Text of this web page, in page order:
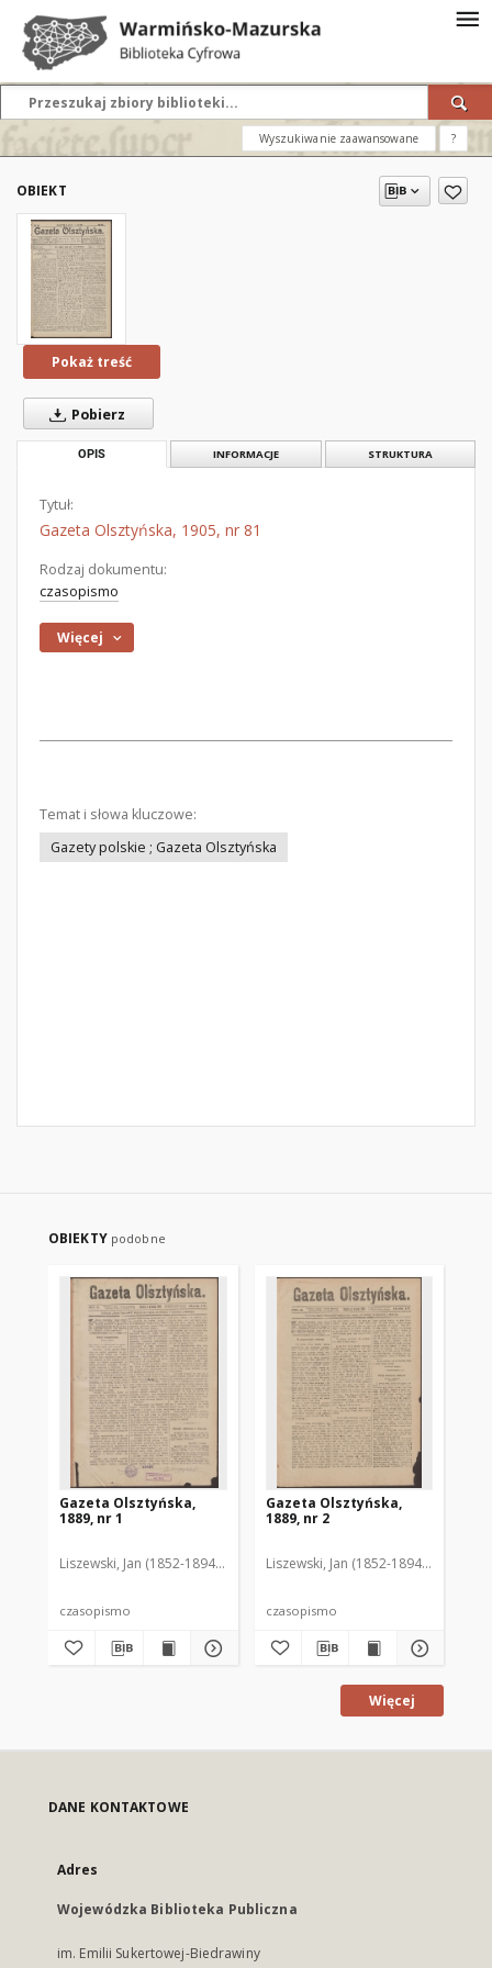
Wyszukiwanie zaawansowane ?
OBIEKT
Pokaż treść
Pobierz
OPIS INFORMACJE STRUKTURA
Tytuł:
Gazeta Olsztyńska, 1905, nr 81
Rodzaj dokumentu:
czasopismo
Więcej
Temat i słowa kluczowe:
Gazety polskie ; Gazeta Olsztyńska
OBIEKTY podobne
Gazeta Olsztyńska,
1889, nr 1
Liszewski, Jan (1852-1894). Red.
czasopismo
Gazeta Olsztyńska,
1889, nr 2
Liszewski, Jan (1852-1894). Red.
czasopismo
Więcej
DANE KONTAKTOWE
Adres
Wojewódzka Biblioteka Publiczna
im. Emilii Sukertowej-Biedrawiny